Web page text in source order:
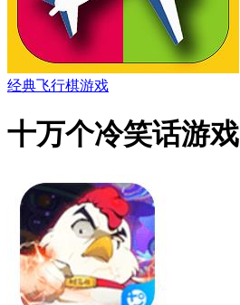
经典飞行棋游戏
十万个冷笑话游戏